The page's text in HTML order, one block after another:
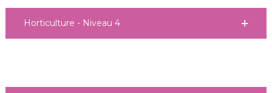
Horticulture - Niveau 4